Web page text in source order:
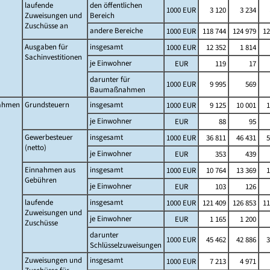
laufende
Zuweisungen und
Zuschüsse an
den öffentlichen
Bereich
1000 EUR 3 120 3 234
andere Bereiche
1000 EUR 118 744 124 979
Ausgaben für
Sachinvestitionen
insgesamt 1000 EUR 12 352 1 814
je Einwohner
EUR 119 17
darunter für
Baumaßnahmen
1000 EUR 9 995 569
Grundsteuern insgesamt 1000 EUR 9 125 10 001
je Einwohner
EUR 88 95
Gewerbesteuer
(netto)
insgesamt 1000 EUR 36 811 46 431
je Einwohner
EUR 353 439
Einnahmen aus
Gebühren
insgesamt 1000 EUR 10 764 13 369
je Einwohner
EUR 103 126
laufende
Zuweisungen und
Zuschüsse
insgesamt 1000 EUR 121 409 126 853
je Einwohner
EUR 1 165 1 200
darunter
Schlüsselzuweisungen
1000 EUR 45 462 42 886
Zuweisungen und
insgesamt 1000 EUR 7 213 4 971